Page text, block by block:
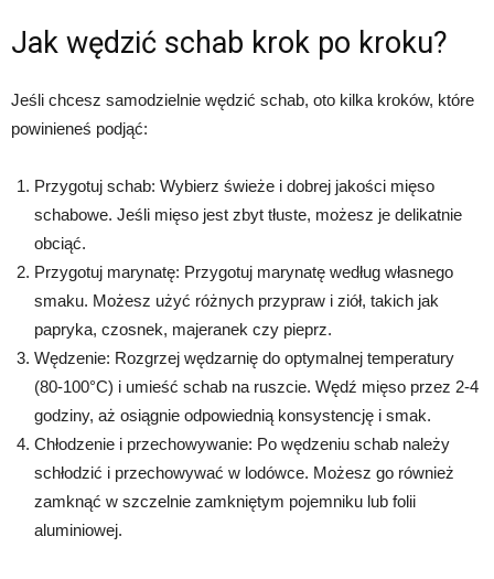
Jak wędzić schab krok po kroku?
Jeśli chcesz samodzielnie wędzić schab, oto kilka kroków, które
powinieneś podjąć:
Przygotuj schab: Wybierz świeże i dobrej jakości mięso
schabowe. Jeśli mięso jest zbyt tłuste, możesz je delikatnie
obciąć.
Przygotuj marynatę: Przygotuj marynatę według własnego
smaku. Możesz użyć różnych przypraw i ziół, takich jak
papryka, czosnek, majeranek czy pieprz.
Wędzenie: Rozgrzej wędzarnię do optymalnej temperatury
(80-100°C) i umieść schab na ruszcie. Wędź mięso przez 2-4
godziny, aż osiągnie odpowiednią konsystencję i smak.
Chłodzenie i przechowywanie: Po wędzeniu schab należy
schłodzić i przechowywać w lodówce. Możesz go również
zamknąć w szczelnie zamkniętym pojemniku lub folii
aluminiowej.